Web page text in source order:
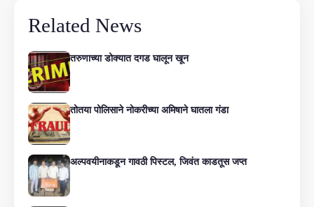
Related News
तरुणाच्या डोक्यात दगड घालून खून
तोतया पोलिसाने नोकरीच्या अमिषाने घातला गंडा
अल्पवयीनाकडून गावठी पिस्टल, जिवंत काडतूस जप्त